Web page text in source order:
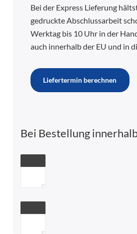
Bei der Express Lieferung
gedruckte Abschlussarbeit
Werktag bis 10 Uhr in der
auch innerhalb der EU und in
Liefertermin berechnen
Bei Bestellung